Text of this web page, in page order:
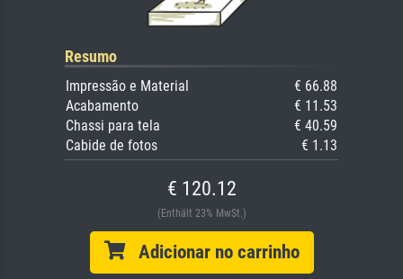
Resumo
Impressão e Material
€ 66.88
Acabamento
€ 11.53
Chassi para tela
€ 40.59
Cabide de fotos
€ 1.13
€ 120.12
(Enthält 23% MwSt.)
Adicionar no carrinho